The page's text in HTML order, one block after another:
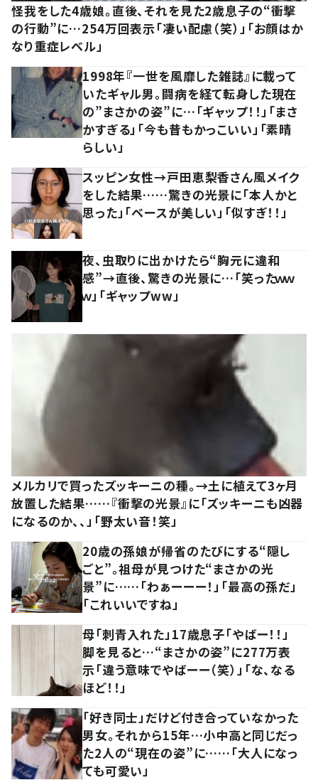
怪我をした4歳娘。直後、それを見た2歳息子の“衝撃
の行動”に…254万回表示「凄い配慮（笑）」「お顔はか
なり重症レベル」
1998年『一世を風靡した雑誌』に載って
いたギャル男。闘病を経て転身した現在
の”まさかの姿”に…「ギャップ！！」「まさ
かすぎる」「今も昔もかっこいい」「素晴
らしい」
スッピン女性→戸田恵梨香さん風メイク
をした結果……驚きの光景に「本人かと
思った」「ベースが美しい」「似すぎ！！」
夜、虫取りに出かけたら“胸元に違和
感”→直後、驚きの光景に…「笑ったｗｗ
ｗ」「ギャップww」
メルカリで買ったズッキーニの種。→土に植えて3ヶ月
放置した結果……『衝撃の光景』に「ズッキーニも凶器
になるのか、、」「野太い音！笑」
20歳の孫娘が帰省のたびにする“隠し
ごと”。祖母が見つけた“まさかの光
景”に……「わぁーーー！」「最高の孫だ」
「これいいですね」
母「刺青入れた」17歳息子「やばー！！」
脚を見ると…“まさかの姿”に277万表
示「違う意味でやばーー（笑）」「な、なる
ほど！！」
「好き同士」だけど付き合っていなかった
男女。それから15年…小中高と同じだっ
た2人の“現在の姿”に……「大人になっ
ても可愛い」